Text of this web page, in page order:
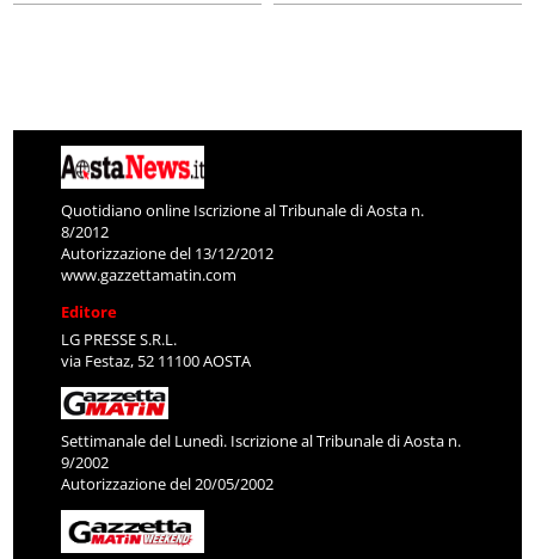
Quotidiano online Iscrizione al Tribunale di Aosta n.
8/2012
Autorizzazione del 13/12/2012
www.gazzettamatin.com
Editore
LG PRESSE S.R.L.
via Festaz, 52 11100 AOSTA
Settimanale del Lunedì. Iscrizione al Tribunale di Aosta n.
9/2002
Autorizzazione del 20/05/2002